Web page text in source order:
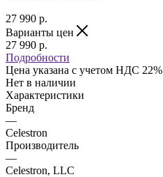
27 990 р.
Варианты цен
27 990 р.
Подробности
Цена указана с учетом НДС 22%
Нет в наличии
Характеристики
Бренд
—
Celestron
Производитель
—
Celestron, LLC